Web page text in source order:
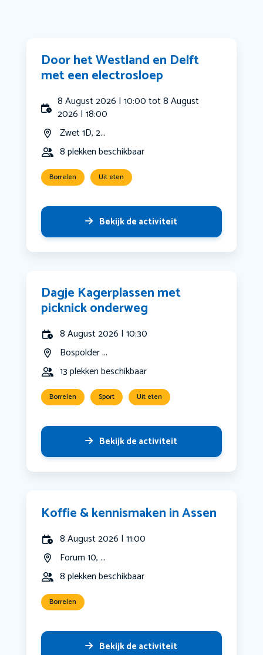
Door het Westland en Delft
met een electrosloep
8 August 2026 | 10:00 tot 8 August
2026 | 18:00
Zwet 1D, 2...
8 plekken beschikbaar
Borrelen Uit eten
Bekijk de activiteit
Dagje Kagerplassen met
picknick onderweg
8 August 2026 | 10:30
Bospolder ...
13 plekken beschikbaar
Borrelen Sport Uit eten
Bekijk de activiteit
Koffie & kennismaken in Assen
8 August 2026 | 11:00
Forum 10, ...
8 plekken beschikbaar
Borrelen
Bekijk de activiteit